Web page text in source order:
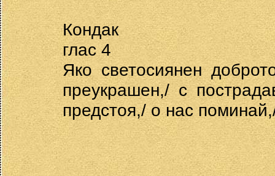
Кондак
глас 4
Яко светосиянен
преукрашен,/ с
предстоя,/ о нас